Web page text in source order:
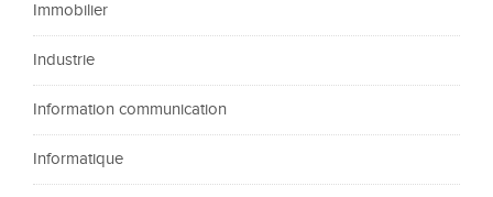
Immobilier
Industrie
Information communication
Informatique